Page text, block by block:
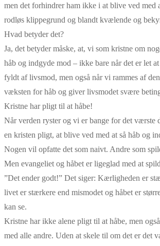
men det forhindrer ham ikke i at blive ved med
rodløs klippegrund og blandt kvælende og
Hvad betyder det?
Ja, det betyder måske, at, vi som kristne om
håb og indgyde mod – ikke bare når det er let
fyldt af livsmod, men også når vi rammes af
væksten for håb og giver livsmodet svære
Kristne har pligt til at håbe!
Når verden ryster og vi er bange for det værste
en kristen pligt, at blive ved med at så håb og
Nogen vil opfatte det som naivt. Andre som
Men evangeliet og håbet er ligeglad med at
”Det ender godt!” Det siger: Kærligheden er
livet er stærkere end mismodet og håbet er
kan se.
Kristne har ikke alene pligt til at håbe, men
med alle andre. Uden at skele til om det er det